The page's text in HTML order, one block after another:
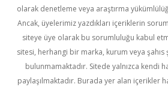
olarak denetleme veya araştırma
Ancak, üyelerimiz yazdıkları içeriklerin
siteye üye olarak bu sorumluluğu kabul
sitesi, herhangi bir marka, kurum veya şahıs
bulunmamaktadır. Sitede yalnızca kendi
paylaşılmaktadır. Burada yer alan içerikler